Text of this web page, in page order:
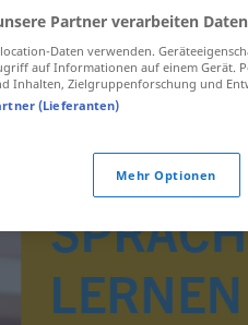
Partner verarbeiten
Daten verwenden.
auf Informationen auf einem Gerät.
Inhalten, Zielgruppenforschung und
(Lieferanten)
Mehr Optionen